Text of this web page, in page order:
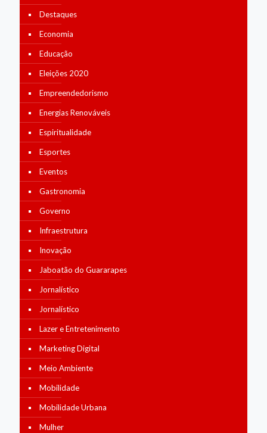
Destaques
Economia
Educação
Eleições 2020
Empreendedorismo
Energias Renováveis
Espiritualidade
Esportes
Eventos
Gastronomia
Governo
Infraestrutura
Inovação
Jaboatão do Guararapes
Jornalístico
Jornalístico
Lazer e Entretenimento
Marketing Digital
Meio Ambiente
Mobilidade
Mobilidade Urbana
Mulher